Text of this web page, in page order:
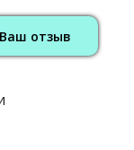
Ваш отзыв